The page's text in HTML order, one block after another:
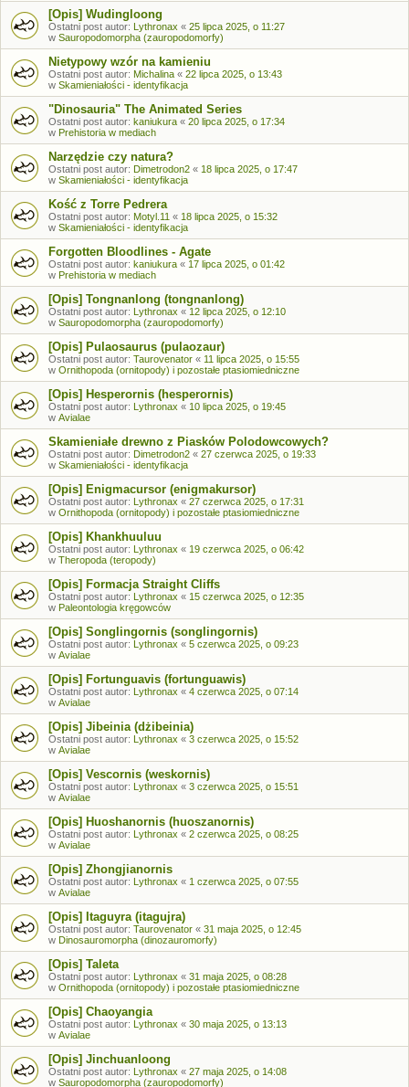
[Opis] Wudingloong
Ostatni post autor: Lythronax « 25 lipca 2025, o 11:27
w Sauropodomorpha (zauropodomorfy)
Nietypowy wzór na kamieniu
Ostatni post autor: Michalina « 22 lipca 2025, o 13:43
w Skamieniałości - identyfikacja
"Dinosauria" The Animated Series
Ostatni post autor: kaniukura « 20 lipca 2025, o 17:34
w Prehistoria w mediach
Narzędzie czy natura?
Ostatni post autor: Dimetrodon2 « 18 lipca 2025, o 17:47
w Skamieniałości - identyfikacja
Kość z Torre Pedrera
Ostatni post autor: Motyl.11 « 18 lipca 2025, o 15:32
w Skamieniałości - identyfikacja
Forgotten Bloodlines - Agate
Ostatni post autor: kaniukura « 17 lipca 2025, o 01:42
w Prehistoria w mediach
[Opis] Tongnanlong (tongnanlong)
Ostatni post autor: Lythronax « 12 lipca 2025, o 12:10
w Sauropodomorpha (zauropodomorfy)
[Opis] Pulaosaurus (pulaozaur)
Ostatni post autor: Taurovenator « 11 lipca 2025, o 15:55
w Ornithopoda (ornitopody) i pozostałe ptasiomiedniczne
[Opis] Hesperornis (hesperornis)
Ostatni post autor: Lythronax « 10 lipca 2025, o 19:45
w Avialae
Skamieniałe drewno z Piasków Polodowcowych?
Ostatni post autor: Dimetrodon2 « 27 czerwca 2025, o 19:33
w Skamieniałości - identyfikacja
[Opis] Enigmacursor (enigmakursor)
Ostatni post autor: Lythronax « 27 czerwca 2025, o 17:31
w Ornithopoda (ornitopody) i pozostałe ptasiomiedniczne
[Opis] Khankhuuluu
Ostatni post autor: Lythronax « 19 czerwca 2025, o 06:42
w Theropoda (teropody)
[Opis] Formacja Straight Cliffs
Ostatni post autor: Lythronax « 15 czerwca 2025, o 12:35
w Paleontologia kręgowców
[Opis] Songlingornis (songlingornis)
Ostatni post autor: Lythronax « 5 czerwca 2025, o 09:23
w Avialae
[Opis] Fortunguavis (fortunguawis)
Ostatni post autor: Lythronax « 4 czerwca 2025, o 07:14
w Avialae
[Opis] Jibeinia (dżibeinia)
Ostatni post autor: Lythronax « 3 czerwca 2025, o 15:52
w Avialae
[Opis] Vescornis (weskornis)
Ostatni post autor: Lythronax « 3 czerwca 2025, o 15:51
w Avialae
[Opis] Huoshanornis (huoszanornis)
Ostatni post autor: Lythronax « 2 czerwca 2025, o 08:25
w Avialae
[Opis] Zhongjianornis
Ostatni post autor: Lythronax « 1 czerwca 2025, o 07:55
w Avialae
[Opis] Itaguyra (itagujra)
Ostatni post autor: Taurovenator « 31 maja 2025, o 12:45
w Dinosauromorpha (dinozauromorfy)
[Opis] Taleta
Ostatni post autor: Lythronax « 31 maja 2025, o 08:28
w Ornithopoda (ornitopody) i pozostałe ptasiomiedniczne
[Opis] Chaoyangia
Ostatni post autor: Lythronax « 30 maja 2025, o 13:13
w Avialae
[Opis] Jinchuanloong
Ostatni post autor: Lythronax « 27 maja 2025, o 14:08
w Sauropodomorpha (zauropodomorfy)